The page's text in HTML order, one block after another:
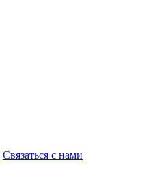
Связаться с нами